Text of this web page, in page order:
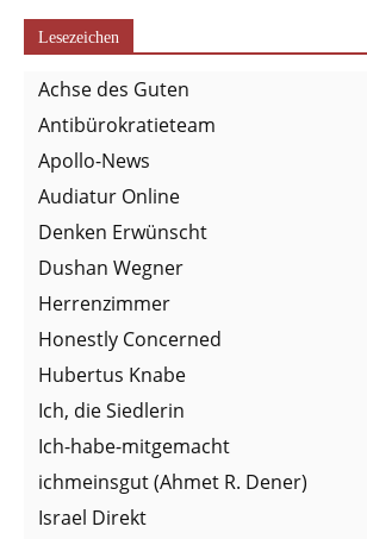
Lesezeichen
Achse des Guten
Antibürokratieteam
Apollo-News
Audiatur Online
Denken Erwünscht
Dushan Wegner
Herrenzimmer
Honestly Concerned
Hubertus Knabe
Ich, die Siedlerin
Ich-habe-mitgemacht
ichmeinsgut (Ahmet R. Dener)
Israel Direkt